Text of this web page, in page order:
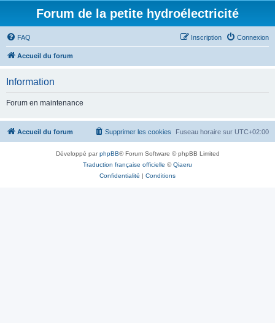
Forum de la petite hydroélectricité
FAQ Connexion
Inscription
Accueil du forum
Information
Forum en maintenance
Accueil du forum Fuseau horaire sur UTC+02:00
Supprimer les cookies
Développé parphpBB® Forum Software © phpBB Limited
Traduction française officielle ©Qiaeru
Confidentialité | Conditions